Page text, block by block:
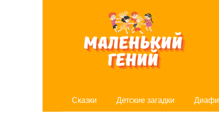
Cказки Детские загадки